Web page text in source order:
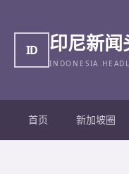
ID 印尼新闻
INDONESIA
首页 新加坡圈